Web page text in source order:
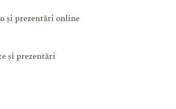
și prezentări online
și prezentări